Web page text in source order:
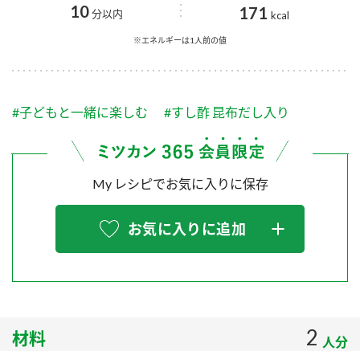
スープ 中華
ふりかけ おすしの素
炊き込みご飯の素 米飯用調味液
かおりの蔵
つゆ
納豆のサイト
スペシャルサイト
すしラボ
企業理念
ミツカンを知る
水の文化センター（アーカイブ）
ZENB initiative
MIM（ミツカンミュージアム）
お客様相談センター
お客様の声をいかしました
販売終了製品のご案内
よくあるご質問
10分以内 171 kcal
※エネルギーは1人前の値
#子どもと一緒に楽しむ #すし酢 昆布だし入り
My レシピでお気に入りに保存
お気に入りに追加
材料 2 人分